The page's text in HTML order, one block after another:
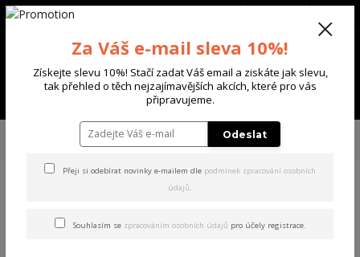
Menu
+420 702 136 620
PLAVKY
Yakuza pánské plavkové šortky Ghost Allover
šortky Ghost Allover Board
Za Váš e-mail sleva 10%!
Získejte slevu 10%! Stačí zadat Váš email a ziskáte jak slevu,
tak přehled o těch nejzajímavějších akcích, které pro vás
připravujeme.
Odeslat
Přeji si odebírat novinky e-mailem dle podmínek zpracování osobních
údajů.
Souhlasím se zpracováním osobních údajů pro účely registrace.